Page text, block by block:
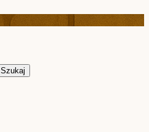
Szukaj